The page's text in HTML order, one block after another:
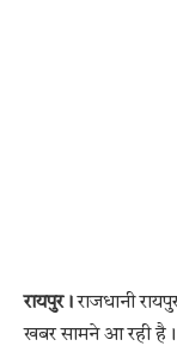
रायपुर।राजधानी
खबर सामने आ रही